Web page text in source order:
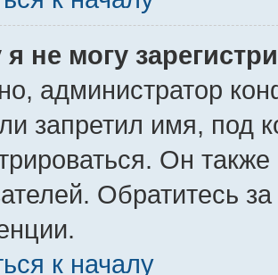
не могу
администратор
запретил имя, под
Он
Обратитесь
к началу